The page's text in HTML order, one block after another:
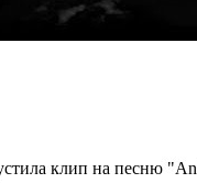
клип на песню